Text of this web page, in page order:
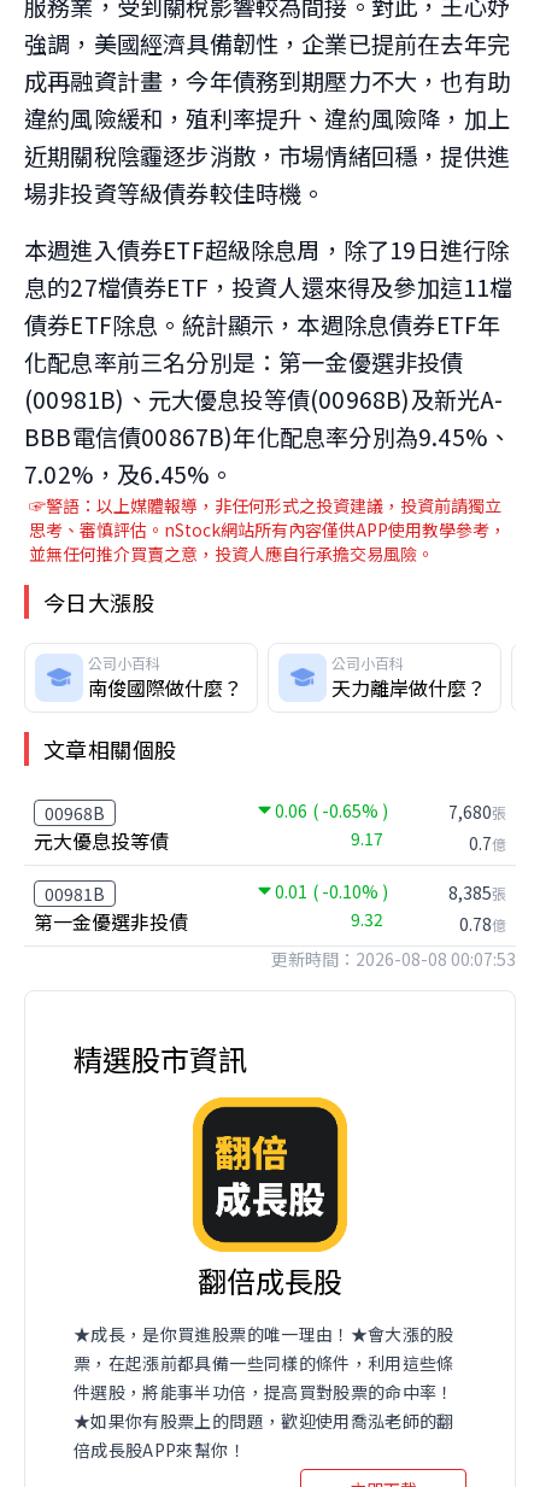
強調，美國經濟具備韌性，企業已提前在去年完
成再融資計畫，今年債務到期壓力不大，也有助
違約風險緩和，殖利率提升、違約風險降，加上
近期關稅陰霾逐步消散，市場情緒回穩，提供進
場非投資等級債券較佳時機。
本週進入債券ETF超級除息周，除了19日進行除
息的27檔債券ETF，投資人還來得及參加這11檔
債券ETF除息。統計顯示，本週除息債券ETF年
化配息率前三名分別是：第一金優選非投債
(00981B)、元大優息投等債(00968B)及新光A-
BBB電信債00867B)年化配息率分別為9.45%、
7.02%，及6.45%。
☞警語：以上媒體報導，非任何形式之投資建議，投資前請獨立
思考、審慎評估。nStock網站所有內容僅供APP使用教學參考，
並無任何推介買賣之意，投資人應自行承擔交易風險。
今日大漲股
公司小百科
南俊國際做什麼？
公司小百科
天力離岸做什麼？
文章相關個股
00968B 0.06 ( -0.65% )
元大優息投等債 9.17
7,680張
0.7億
00981B 0.01 ( -0.10% )
第一金優選非投債 9.32
8,385張
0.78億
更新時間：2026-08-08 00:07:53
精選股市資訊
翻倍成長股
★成長，是你買進股票的唯一理由！★會大漲的股
票，在起漲前都具備一些同樣的條件，利用這些條
件選股，將能事半功倍，提高買對股票的命中率！
★如果你有股票上的問題，歡迎使用喬泓老師的翻
倍成長股APP來幫你！